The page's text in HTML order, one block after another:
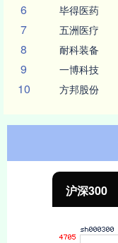
6 毕得医药
7 五洲医疗
8 耐科装备
9 一博科技
10 方邦股份
沪深300